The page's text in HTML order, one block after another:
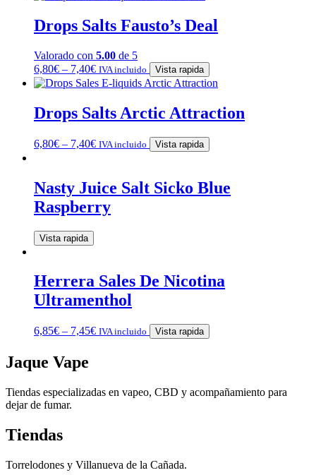
Drops Salts Fausto’s Deal
Valorado con 5.00 de 5
6,80€ – 7,40€ IVA incluido Vista rapida
Drops Salts Arctic Attraction
6,80€ – 7,40€ IVA incluido Vista rapida
Nasty Juice Salt Sicko Blue
Raspberry
Vista rapida
Herrera Sales De Nicotina
Ultramenthol
6,85€ – 7,45€ IVA incluido Vista rapida
Jaque Vape
Tiendas especializadas en vapeo, CBD y acompañamiento para
dejar de fumar.
Tiendas
Torrelodones y Villanueva de la Cañada.